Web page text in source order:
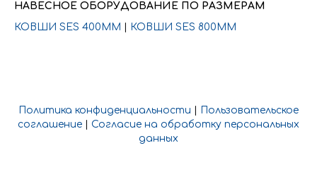
НАВЕСНОЕ ОБОРУДОВАНИЕ ПО РАЗМЕРАМ
КОВШИ SES 400ММ
КОВШИ SES 800ММ
Политика конфиденциальности
Пользовательское
соглашение
Согласие на обработку персональных
данных